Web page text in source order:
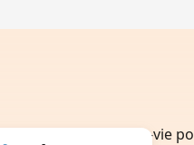
Blog L'assurance-vie